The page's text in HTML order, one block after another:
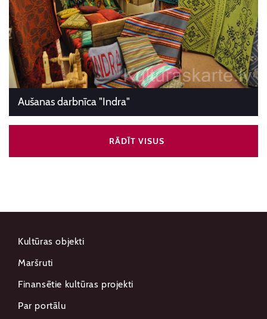
Aušanas darbnīca "Indra"
RĀDĪT VISUS
Kultūras objekti
Maršruti
Finansētie kultūras projekti
Par portālu